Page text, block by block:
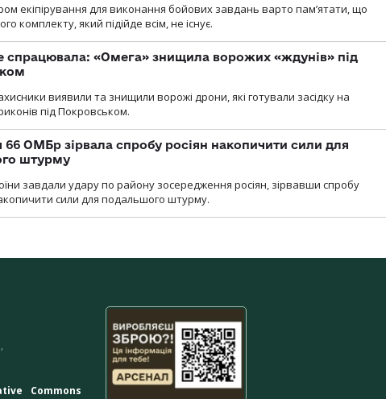
екіпірування для виконання бойових завдань варто пам’ятати, що
комплекту, який підійде всім, не існує.
спрацювала: «Омега» знищила ворожих «ждунів» під
виявили та знищили ворожі дрони, які готували засідку на
під Покровськом.
66 ОМБр зірвала спробу росіян накопичити сили для
штурму
завдали удару по району зосередження росіян, зірвавши спробу
сили для подальшого штурму.
Commons